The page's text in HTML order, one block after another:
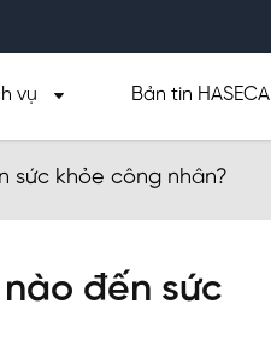
vụ Bản tin HASECA
sức khỏe công nhân?
đến sức